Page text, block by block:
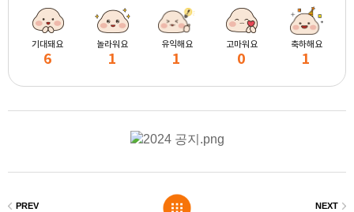
기대돼요
6
놀라워요
1
유익해요
1
고마워요
0
축하해요
1